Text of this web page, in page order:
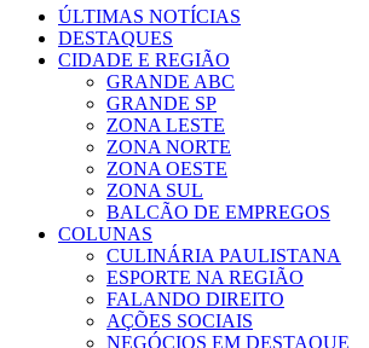
ÚLTIMAS NOTÍCIAS
DESTAQUES
CIDADE E REGIÃO
GRANDE ABC
GRANDE SP
ZONA LESTE
ZONA NORTE
ZONA OESTE
ZONA SUL
BALCÃO DE EMPREGOS
COLUNAS
CULINÁRIA PAULISTANA
ESPORTE NA REGIÃO
FALANDO DIREITO
AÇÕES SOCIAIS
NEGÓCIOS EM DESTAQUE